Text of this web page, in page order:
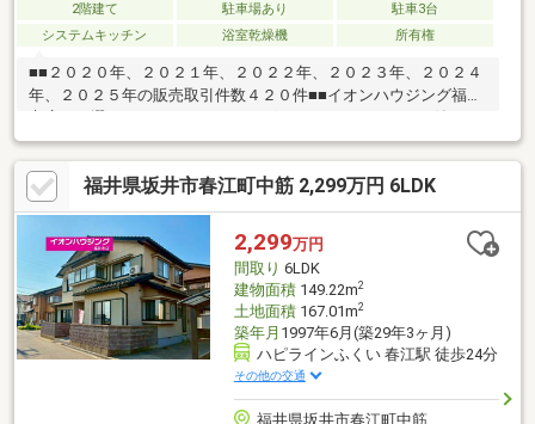
2階建て 駐車場あり
駐車3台
システムキッチン
浴室乾燥機 所有権
■■２０２０年、２０２１年、２０２２年、２０２３年、２０２４
年、２０２５年の販売取引件数４２０件■■イオンハウジング福井
レージがる中古住宅～１階はＬＤＫ＋３０帖の続き間、ご家族様
ゆとりができるスペース♪【物件ポイント】・駐車スペース３台
可・解放感ある続き間３０帖以上・全居室収納あり！【周辺環
境】・スーパー 徒歩２２分・春江西小学校 徒歩２５分・春江
学校 徒歩１３分運営会社：株式会社住まいのＫＯＥＩイオンハ
ウジングの加盟店は全て独立自営です。担当：森崎 宗平
TEL：080-6235-6021
福井県坂井市春江町中筋 2,299万円 6LDK
2,299万円
間取り 6LDK
建物面積149.22m2
土地面積167.01m2
築年月 1997年6月(築29年3ヶ月)
ハピラインふくい 春江駅 徒歩24分
その他の交通
福井県坂井市春江町中筋